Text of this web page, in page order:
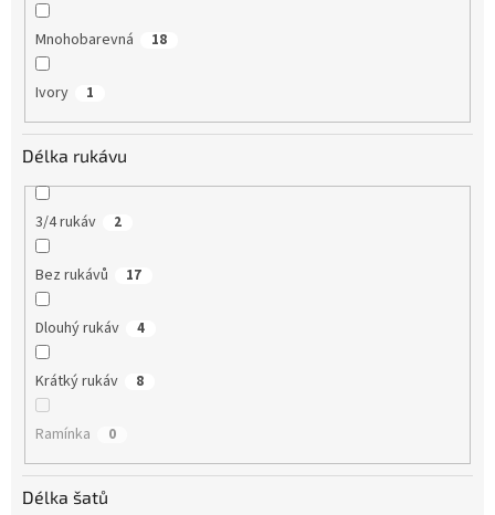
Mnohobarevná 18
Ivory 1
Délka rukávu
3/4 rukáv 2
Bez rukávů 17
Dlouhý rukáv 4
Krátký rukáv 8
Ramínka 0
Délka šatů